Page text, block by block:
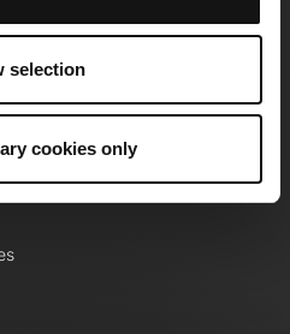
selection
cookies only